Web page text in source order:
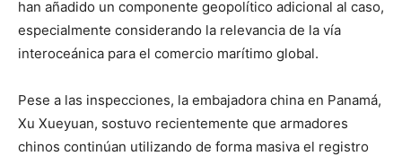
han añadido un componente geopolítico adicional al caso,
especialmente considerando la relevancia de la vía
interoceánica para el comercio marítimo global.
Pese a las inspecciones, la embajadora china en Panamá,
Xu Xueyuan, sostuvo recientemente que armadores
chinos continúan utilizando de forma masiva el registro